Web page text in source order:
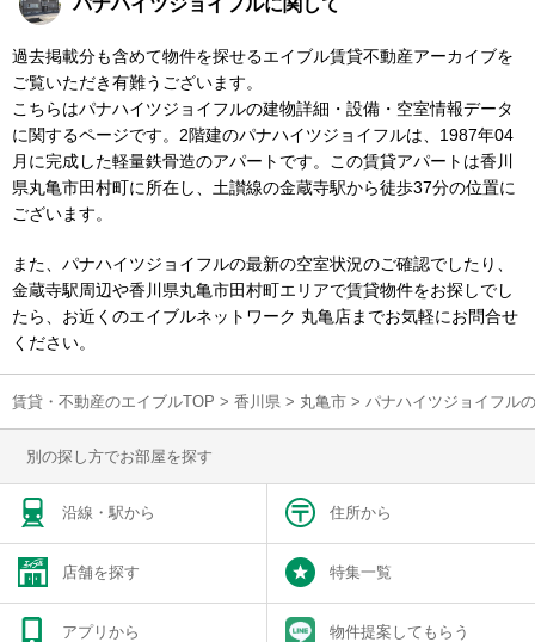
過去掲載分も含めて物件を探せるエイブル賃貸不動産アーカイブを
ご覧いただき有難うございます。
こちらはパナハイツジョイフルの建物詳細・設備・空室情報データ
に関するページです。2階建のパナハイツジョイフルは、1987年04
月に完成した軽量鉄骨造のアパートです。この賃貸アパートは香川
県丸亀市田村町に所在し、土讃線の金蔵寺駅から徒歩37分の位置に
ございます。
また、パナハイツジョイフルの最新の空室状況のご確認でしたり、
金蔵寺駅周辺や香川県丸亀市田村町エリアで賃貸物件をお探しでし
たら、お近くのエイブルネットワーク 丸亀店までお気軽にお問合せ
ください。
賃貸・不動産のエイブルTOP > 香川県 > 丸亀市 > パナハイツジョイフル
別の探し方でお部屋を探す
沿線・駅から 住所から
店舗を探す 特集一覧
アプリから 物件提案してもらう